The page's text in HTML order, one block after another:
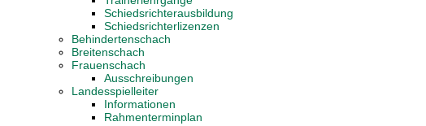
Schiedsrichterausbildung
Schiedsrichterlizenzen
Behindertenschach
Breitenschach
Frauenschach
Ausschreibungen
Landesspielleiter
Informationen
Rahmenterminplan